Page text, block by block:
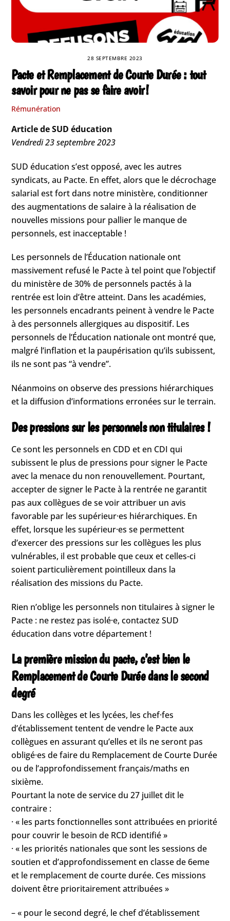
28 SEPTEMBRE 2023
Pacte et Remplacement de Courte Durée : tout
savoir pour ne pas se faire avoir !
Rémunération
Article de SUD éducation
Vendredi 23 septembre 2023
SUD éducation s’est opposé, avec les autres
syndicats, au Pacte. En effet, alors que le décrochage
salarial est fort dans notre ministère, conditionner
des augmentations de salaire à la réalisation de
nouvelles missions pour pallier le manque de
personnels, est inacceptable !
Les personnels de l’Éducation nationale ont
massivement refusé le Pacte à tel point que l’objectif
du ministère de 30% de personnels pactés à la
rentrée est loin d’être atteint. Dans les académies,
les personnels encadrants peinent à vendre le Pacte
à des personnels allergiques au dispositif. Les
personnels de l’Éducation nationale ont montré que,
malgré l’inflation et la paupérisation qu’ils subissent,
ils ne sont pas “à vendre”.
Néanmoins on observe des pressions hiérarchiques
et la diffusion d’informations erronées sur le terrain.
Des pressions sur les personnels non titulaires !
Ce sont les personnels en CDD et en CDI qui
subissent le plus de pressions pour signer le Pacte
avec la menace du non renouvellement. Pourtant,
accepter de signer le Pacte à la rentrée ne garantit
pas aux collègues de se voir attribuer un avis
favorable par les supérieur·es hiérarchiques. En
effet, lorsque les supérieur·es se permettent
d’exercer des pressions sur les collègues les plus
vulnérables, il est probable que ceux et celles-ci
soient particulièrement pointilleux dans la
réalisation des missions du Pacte.
Rien n’oblige les personnels non titulaires à signer le
Pacte : ne restez pas isolé·e, contactez SUD
éducation dans votre département !
La première mission du pacte, c’est bien le
Remplacement de Courte Durée dans le second
degré
Dans les collèges et les lycées, les chef·fes
d’établissement tentent de vendre le Pacte aux
collègues en assurant qu’elles et ils ne seront pas
obligé·es de faire du Remplacement de Courte Durée
ou de l’approfondissement français/maths en
sixième.
Pourtant la note de service du 27 juillet dit le
contraire :
· « les parts fonctionnelles sont attribuées en priorité
pour couvrir le besoin de RCD identifié »
· « les priorités nationales que sont les sessions de
soutien et d’approfondissement en classe de 6eme
et le remplacement de courte durée. Ces missions
doivent être prioritairement attribuées »
– « pour le second degré, le chef d’établissement